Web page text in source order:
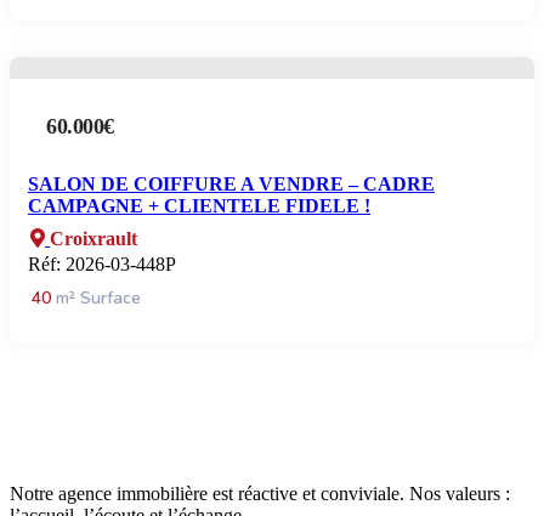
60.000€
SALON DE COIFFURE A VENDRE – CADRE
CAMPAGNE + CLIENTELE FIDELE !
Croixrault
Réf: 2026-03-448P
40 m² Surface
Notre agence immobilière est réactive et conviviale. Nos valeurs :